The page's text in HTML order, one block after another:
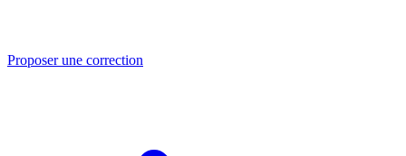
Proposer une correction